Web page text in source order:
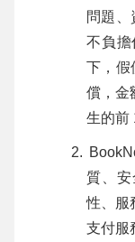
問題、
不負擔
下，假
償，金
生的前
質、
性、服
支付服